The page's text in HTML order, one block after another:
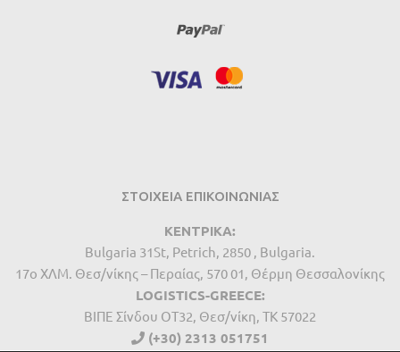
ΣΤΟΙΧΕΙΑ ΕΠΙΚΟΙΝΩΝΙΑΣ
ΚΕΝΤΡΙΚΑ:
Bulgaria 31St, Petrich, 2850 , Bulgaria.
17ο ΧΛΜ. Θεσ/νίκης – Περαίας, 570 01, Θέρμη Θεσσαλονίκης
LOGISTICS-GREECE:
BIΠΕ Σίνδου ΟΤ32, Θεσ/νίκη, ΤΚ 57022
(+30) 2313 051751